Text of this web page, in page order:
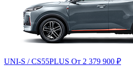
UNI-S / CS55PLUS От 2 379 900 ₽